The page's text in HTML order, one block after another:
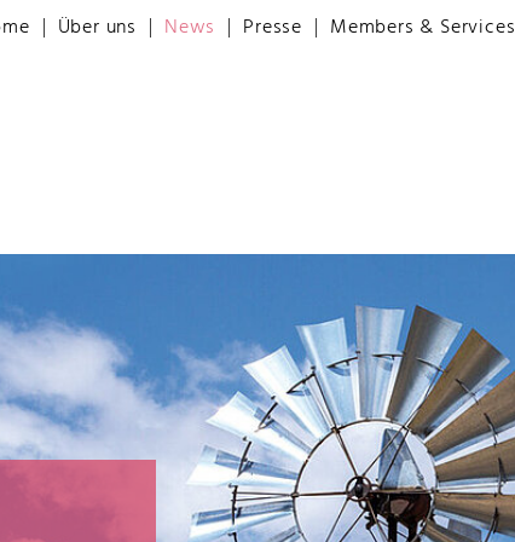
Über uns News Presse Members & Services